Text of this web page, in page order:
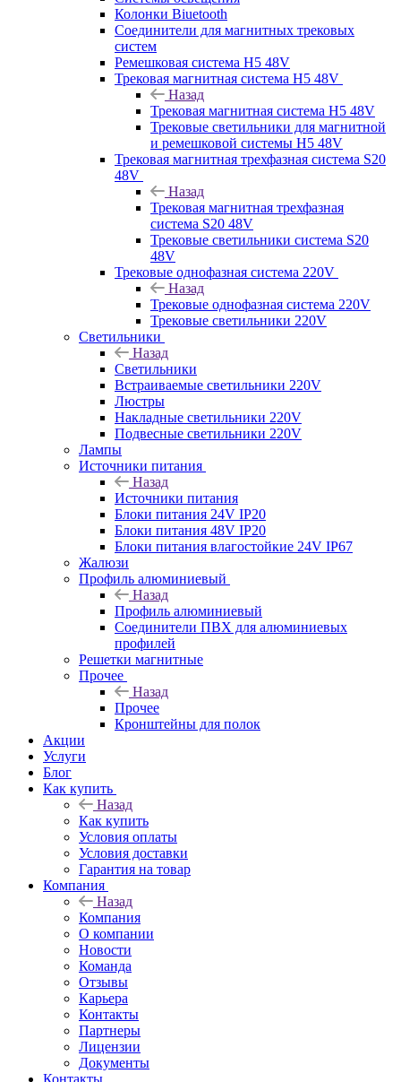
Колонки Biuetooth
Соединители для магнитных трековых
систем
Ремешковая система H5 48V
Трековая магнитная система H5 48V
Назад
Трековая магнитная система H5 48V
Трековые светильники для магнитной
и ремешковой системы H5 48V
Трековая магнитная трехфазная система S20
48V
Назад
Трековая магнитная трехфазная
система S20 48V
Трековые светильники система S20
48V
Трековые однофазная система 220V
Назад
Трековые однофазная система 220V
Трековые светильники 220V
Светильники
Назад
Светильники
Встраиваемые светильники 220V
Люстры
Накладные светильники 220V
Подвесные светильники 220V
Лампы
Источники питания
Назад
Источники питания
Блоки питания 24V IP20
Блоки питания 48V IP20
Блоки питания влагостойкие 24V IP67
Жалюзи
Профиль алюминиевый
Назад
Профиль алюминиевый
Соединители ПВХ для алюминиевых
профилей
Решетки магнитные
Прочее
Назад
Прочее
Кронштейны для полок
Акции
Услуги
Блог
Как купить
Назад
Как купить
Условия оплаты
Условия доставки
Гарантия на товар
Компания
Назад
Компания
О компании
Новости
Команда
Отзывы
Карьера
Контакты
Партнеры
Лицензии
Документы
Контакты